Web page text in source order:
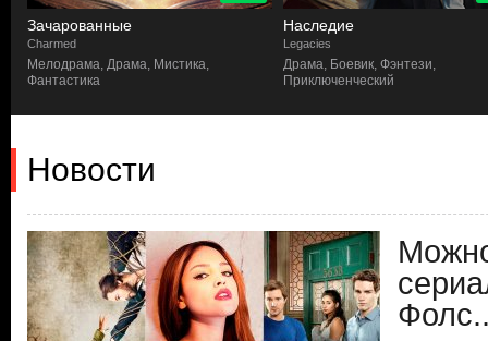
Зачарованные
Charmed
Мелодрама, Драма, Мистика,
Фантастика
Наследие
Legacies
Драма, Боевик, Фэнтези,
Приключенческий
Новости